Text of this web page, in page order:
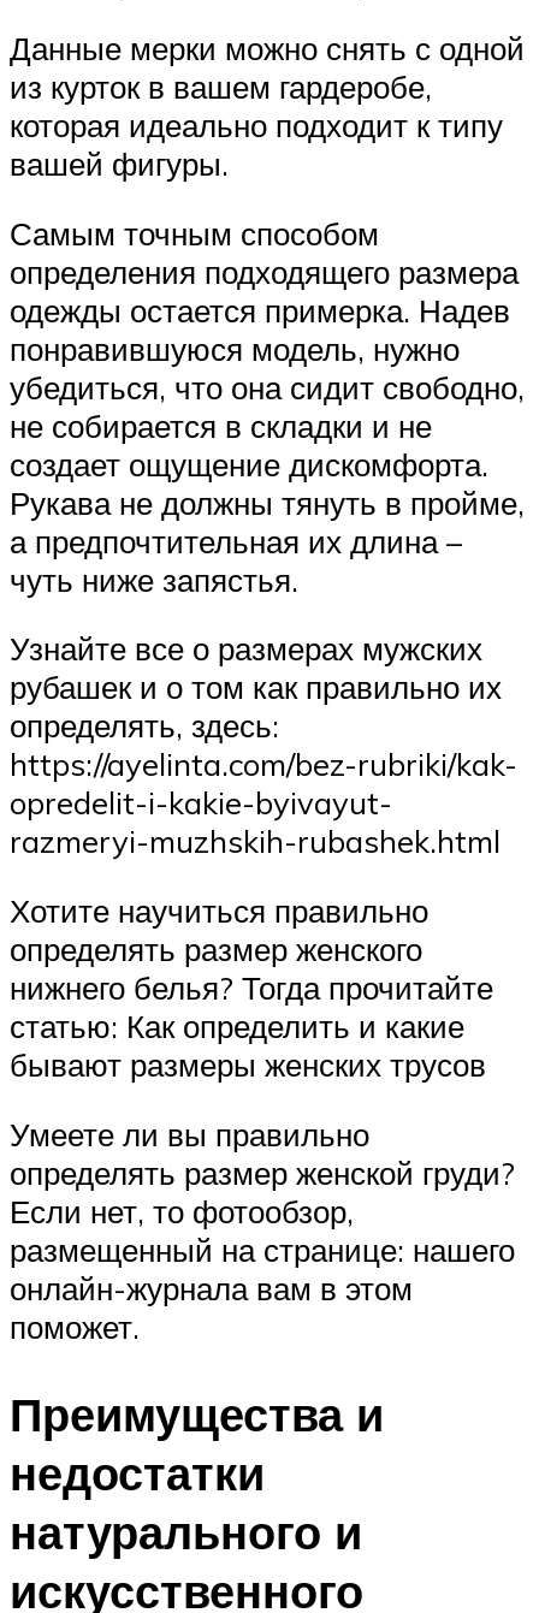
Данные мерки можно снять с одной
из курток в вашем гардеробе,
которая идеально подходит к типу
вашей фигуры.
Самым точным способом
определения подходящего размера
одежды остается примерка. Надев
понравившуюся модель, нужно
убедиться, что она сидит свободно,
не собирается в складки и не
создает ощущение дискомфорта.
Рукава не должны тянуть в пройме,
а предпочтительная их длина –
чуть ниже запястья.
Узнайте все о размерах мужских
рубашек и о том как правильно их
определять, здесь:
https://ayelinta.com/bez-rubriki/kak-
opredelit-i-kakie-byivayut-
razmeryi-muzhskih-rubashek.html
Хотите научиться правильно
определять размер женского
нижнего белья? Тогда прочитайте
статью: Как определить и какие
бывают размеры женских трусов
Умеете ли вы правильно
определять размер женской груди?
Если нет, то фотообзор,
размещенный на странице: нашего
онлайн-журнала вам в этом
поможет.
Преимущества и
недостатки
натурального и
искусственного